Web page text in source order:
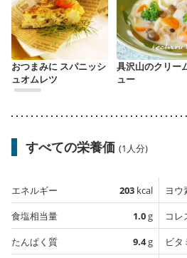
おつまみに スパニッシ
ュオムレツ
具沢山のクリー
ュー
すべての栄養価 (1人分)
エネルギー 203 kcal
食塩相当量
1.0g
たんぱく質
9.4g
ヨウ
コレ
ビタ